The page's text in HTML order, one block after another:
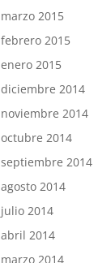
marzo 2015
febrero 2015
enero 2015
diciembre 2014
noviembre 2014
octubre 2014
septiembre 2014
agosto 2014
julio 2014
abril 2014
marzo 2014